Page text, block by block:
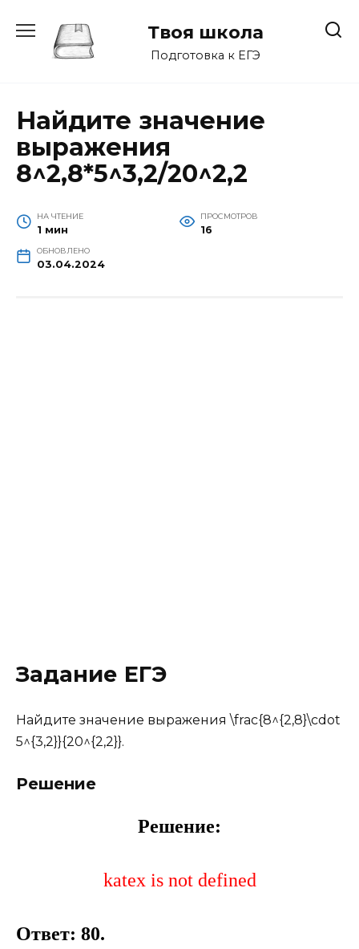
содержанию
Твоя школа
Подготовка к ЕГЭ
Найдите значение
выражения
8^2,8*5^3,2/20^2,2
НА ЧТЕНИЕ
1 мин
ПРОСМОТРОВ
16
ОБНОВЛЕНО
03.04.2024
Задание ЕГЭ
Найдите значение выражения \frac{8^{2,8}\cdot
5^{3,2}}{20^{2,2}}.
Решение
Решение:
katex is not defined
Ответ: 80.